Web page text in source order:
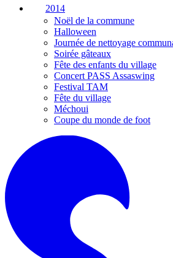
2014
Noël de la commune
Halloween
Journée de nettoyage
Soirée gâteaux
Fête des enfants du village
Concert PASS Assaswing
Festival TAM
Fête du village
Méchoui
Coupe du monde de foot